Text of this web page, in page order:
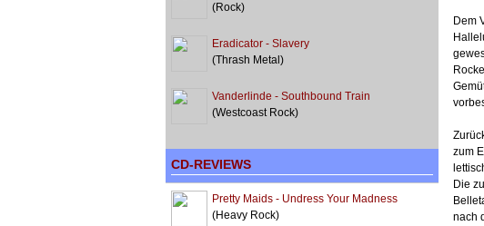
Dem
zum
Die
nach
(Rock)
Eradicator - Slavery
(Thrash Metal)
Vanderlinde - Southbound Train
(Westcoast Rock)
CD-REVIEWS
Pretty Maids - Undress Your Madness
(Heavy Rock)